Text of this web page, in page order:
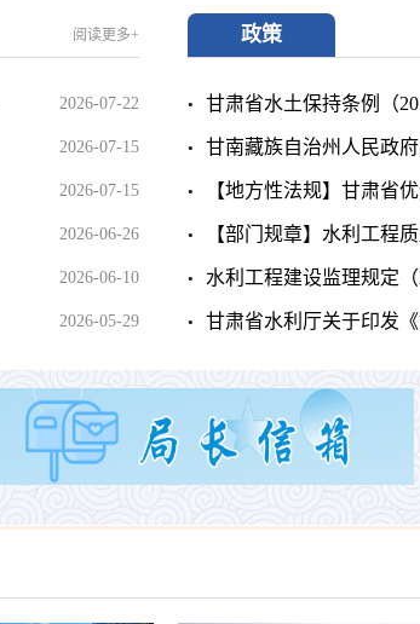
阅读更多+
2026-07-22
2026-07-15
2026-07-15
2026-06-26
2026-06-10
2026-05-29
政策
甘肃省水土保持条例（
甘南藏族自治州人民政
【地方性法规】甘肃省
【部门规章】水利工程
水利工程建设监理规定（
甘肃省水利厅关于印发